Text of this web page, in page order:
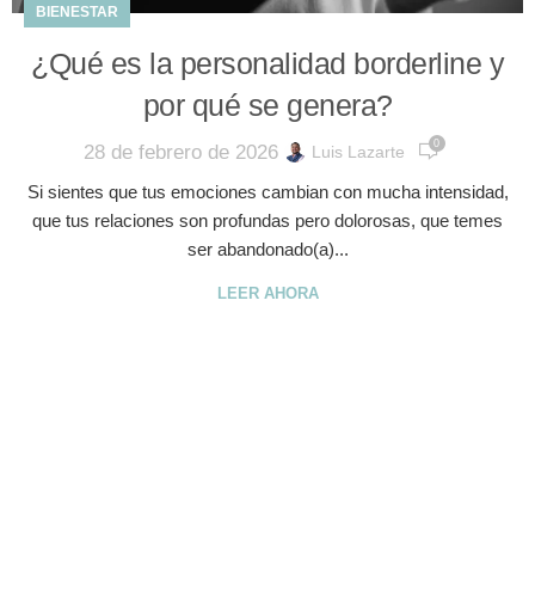
BIENESTAR
¿Qué es la personalidad borderline y
por qué se genera?
28 de febrero de 2026 Luis Lazarte 0
Si sientes que tus emociones cambian con mucha intensidad,
que tus relaciones son profundas pero dolorosas, que temes
ser abandonado(a)...
LEER AHORA